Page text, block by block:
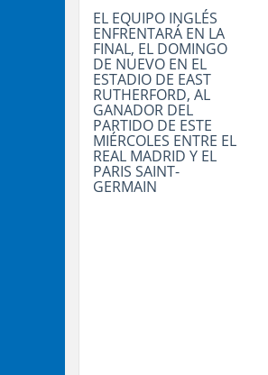
EL EQUIPO INGLÉS
ENFRENTARÁ EN LA
FINAL, EL DOMINGO
DE NUEVO EN EL
ESTADIO DE EAST
RUTHERFORD, AL
GANADOR DEL
PARTIDO DE ESTE
MIÉRCOLES ENTRE EL
REAL MADRID Y EL
PARIS SAINT-
GERMAIN